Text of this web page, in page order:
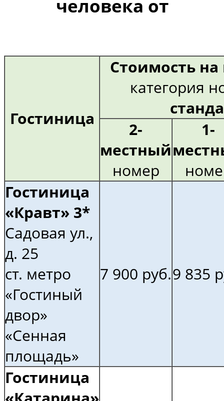
человека от
Гостиница
Стоимость на
категория
2-
местный
номер
1-
Гостиница
«Кравт» 3*
Садовая ул.,
д. 25
ст. метро
«Гостиный
двор»
«Сенная
площадь»
7 900 руб.9 835
Гостиница